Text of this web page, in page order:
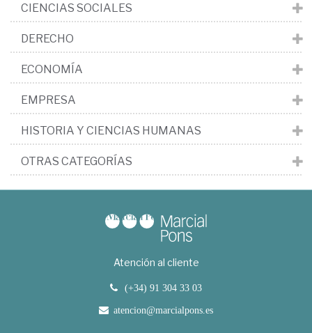
CIENCIAS SOCIALES
DERECHO
ECONOMÍA
EMPRESA
HISTORIA Y CIENCIAS HUMANAS
OTRAS CATEGORÍAS
Atención al cliente
(+34) 91 304 33 03
atencion@marcialpons.es